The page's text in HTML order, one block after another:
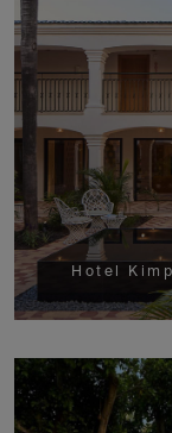
Hotel